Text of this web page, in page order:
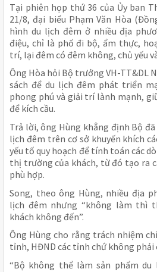
Tại phiên họp thứ 36 của Ủy ban
21/8, đại biểu Phạm Văn Hòa
hình du lịch đêm ở nhiều địa
điệu, chỉ là phố đi bộ, ẩm thực,
trí, lại đêm có đêm không, chủ yếu
Ông Hòa hỏi Bộ trưởng VH-TT&DL
sách để du lịch đêm phát triển
phong phú và giải trí lành mạnh,
để kích cầu.
Trả lời, ông Hùng khẳng định Bộ đã
lịch đêm trên cơ sở khuyến khích
yếu tố quy hoạch để tính toán các
thị trường của khách, từ đó tạo ra
phù hợp.
Song, theo ông Hùng, nhiều địa
lịch đêm nhưng “không làm thì
khách không đến”.
Ông Hùng cho rằng trách nhiệm
tỉnh, HĐND các tỉnh chứ không phải
“Bộ không thể làm sản phẩm